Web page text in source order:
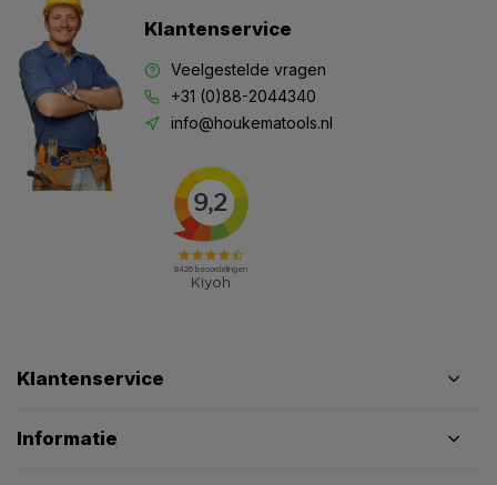
Klantenservice
Veelgestelde vragen
+31 (0)88-2044340
info@houkematools.nl
Klantenservice
Informatie